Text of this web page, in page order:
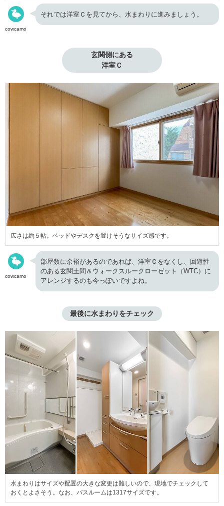
cowcamo
それでは洋室Ｃを見てから、水まわりに進みましょう。
玄関側にある
洋室Ｃ
広さは約５帖。ベッドやデスクを置けそうなサイズ感です。
cowcamo
部屋数に余裕があるのであれば、洋室Ｃをなくし、回遊性
のある玄関土間＆ウォークスルークローゼット（WTC）に
アレンジするのも今っぽいですよね。
最後に水まわりをチェック
水まわりはサイズや配置の大きな変更は難しいので、現地でチェックして
おくとよさそう。なお、バスルームは1317サイズです。